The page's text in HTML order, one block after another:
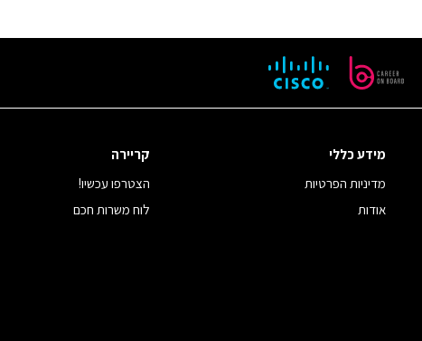
מידע כללי
מדיניות הפרטיות
אודות
קריירה
הצטרפו עכשיו!
לוח משרות חכם